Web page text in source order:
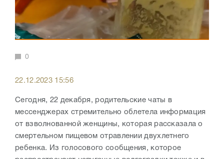
0
22.12.2023 15:56
Сегодня, 22 декабря, родительские чаты в
мессенджерах стремительно облетела информация
от взволнованной женщины, которая рассказала о
смертельном пищевом отравлении двухлетнего
ребенка. Из голосового сообщения, которое